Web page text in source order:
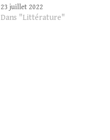
23 juillet 2022
Dans "Littérature"